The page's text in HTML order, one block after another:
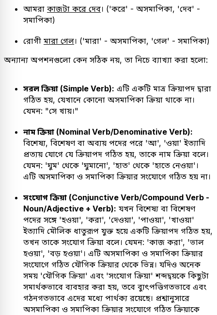
আমরা কাজটা করে দেব। ('করে' - অসমাপিকা, 'দেব' -
সমাপিকা)
রোগী মারা গেল। ('মারা' - অসমাপিকা, 'গেল' - সমাপিকা)
অন্যান্য অপশনগুলো কেন সঠিক নয়, তা নিচে ব্যাখ্যা করা হলো:
সরল ক্রিয়া (Simple Verb): এটি একটি মাত্র ক্রিয়াপদ দ্বারা
গঠিত হয়, যেখানে কোনো অসমাপিকা ক্রিয়া থাকে না।
যেমন: "সে খায়।"
নাম ক্রিয়া (Nominal Verb/Denominative Verb):
বিশেষ্য, বিশেষণ বা অব্যয় পদের পরে 'আ', 'ওয়া' ইত্যাদি
প্রত্যয় যোগে যে ক্রিয়াপদ গঠিত হয়, তাকে নাম ক্রিয়া বলে।
যেমন: 'ঘুম' থেকে 'ঘুমানো', 'হাত' থেকে 'হাতে নেওয়া'।
এটি অসমাপিকা ও সমাপিকা ক্রিয়ার সংযোগে গঠিত হয় না।
সংযোগ ক্রিয়া (Conjunctive Verb/Compound Verb -
Noun/Adjective + Verb): যখন বিশেষ্য বা বিশেষণ
পদের সঙ্গে 'হওয়া', 'করা', 'দেওয়া', 'পাওয়া', 'খাওয়া'
ইত্যাদি মৌলিক ধাতুরূপ যুক্ত হয়ে একটি ক্রিয়াপদ গঠিত হয়,
তখন তাকে সংযোগ ক্রিয়া বলে। যেমন: 'কাজ করা', 'ভাল
হওয়া', 'বড় হওয়া'। এটি অসমাপিকা ও সমাপিকা ক্রিয়ার
সংযোগে গঠিত যৌগিক ক্রিয়ার থেকে ভিন্ন। যদিও অনেক
সময় 'যৌগিক ক্রিয়া' এবং 'সংযোগ ক্রিয়া' শব্দদ্বয়কে কিছুটা
সমার্থকভাবে ব্যবহার করা হয়, তবে ব্যুৎপত্তিগতভাবে এবং
গঠনগতভাবে এদের মধ্যে পার্থক্য রয়েছে। প্রশ্নানুসারে
অসমাপিকা ও সমাপিকা ক্রিয়ার সংযোগে গঠিত ক্রিয়াকে